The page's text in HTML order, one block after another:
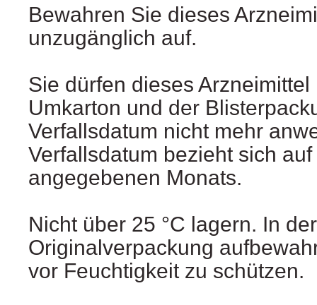
Bewahren Sie dieses
unzugänglich auf.
Sie dürfen dieses
Umkarton und der
Verfallsdatum nicht mehr
Verfallsdatum bezieht sich
angegebenen Monats.
Nicht über 25 °C lagern. In der
Originalverpackung
vor Feuchtigkeit zu schützen.